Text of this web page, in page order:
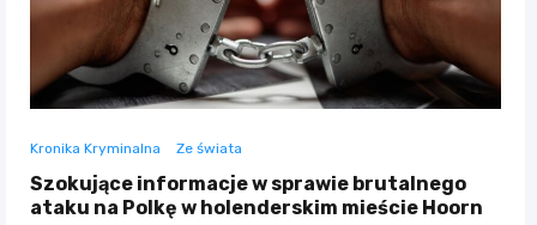
Kronika Kryminalna Ze świata
Szokujące informacje w sprawie brutalnego
ataku na Polkę w holenderskim mieście Hoorn